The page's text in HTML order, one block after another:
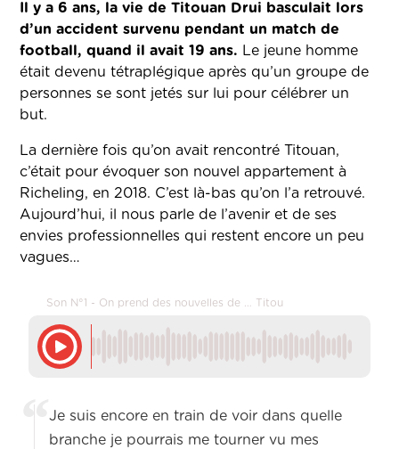
Il y a 6 ans, la vie de Titouan Drui basculait lors
d’un accident survenu pendant un match de
football, quand il avait 19 ans. Le jeune homme
était devenu tétraplégique après qu’un groupe de
personnes se sont jetés sur lui pour célébrer un
but.
La dernière fois qu’on avait rencontré Titouan,
c’était pour évoquer son nouvel appartement à
Richeling, en 2018. C’est là-bas qu’on l’a retrouvé.
Aujourd’hui, il nous parle de l’avenir et de ses
envies professionnelles qui restent encore un peu
vagues…
Son N°1 - On prend des nouvelles de … Titou
Je suis encore en train de voir dans quelle
branche je pourrais me tourner vu mes